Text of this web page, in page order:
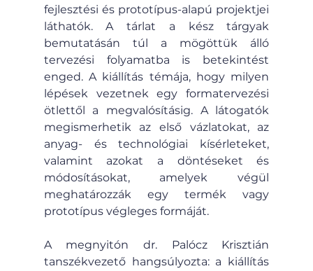
fejlesztési és prototípus-alapú projektjei
láthatók. A tárlat a kész tárgyak
bemutatásán túl a mögöttük álló
tervezési folyamatba is betekintést
enged. A kiállítás témája, hogy milyen
lépések vezetnek egy formatervezési
ötlettől a megvalósításig. A látogatók
megismerhetik az első vázlatokat, az
anyag- és technológiai kísérleteket,
valamint azokat a döntéseket és
módosításokat, amelyek végül
meghatározzák egy termék vagy
prototípus végleges formáját.
A megnyitón dr. Palócz Krisztián
tanszékvezető hangsúlyozta: a kiállítás